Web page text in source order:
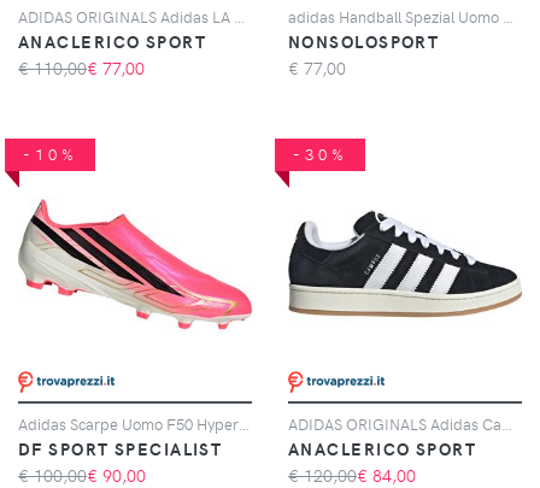
ANACLERICO SPORT
€ 110,00€ 77,00
NONSOLOSPORT
€ 77,00
-10%
DF SPORT SPECIALIST
€ 100,00€ 90,00
-30%
ANACLERICO SPORT
€ 120,00€ 84,00